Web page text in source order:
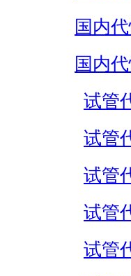
国内
国内
试管
试管
试管
试管
试管